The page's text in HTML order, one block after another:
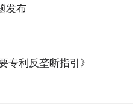
发布
专利反垄断指引》